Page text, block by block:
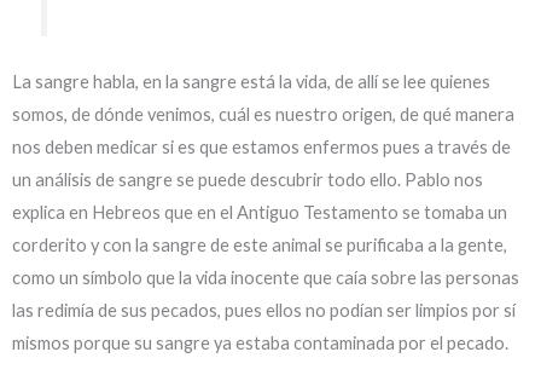
La sangre habla, en la sangre está la vida, de allí se lee quienes
somos, de dónde venimos, cuál es nuestro origen, de qué manera
nos deben medicar si es que estamos enfermos pues a través de
un análisis de sangre se puede descubrir todo ello. Pablo nos
explica en Hebreos que en el Antiguo Testamento se tomaba un
corderito y con la sangre de este animal se purificaba a la gente,
como un símbolo que la vida inocente que caía sobre las personas
las redimía de sus pecados, pues ellos no podían ser limpios por sí
mismos porque su sangre ya estaba contaminada por el pecado.